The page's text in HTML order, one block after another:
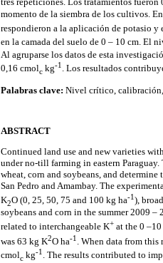
momento de la siembra de los cultivos.
respondieron a la aplicación de potasio y
en la camada del suelo de 0 – 10 cm. El
Al agruparse los datos de esta
0,16 cmolc kg-1 . Los resultados
Palabras clave: Nivel crítico, calibración,
ABSTRACT
Continued land use and new varieties
under no-till farming in eastern
wheat, corn and soybeans, and
San Pedro and Amambay. The
K2O (0, 25, 50, 75 and 100 kg ha-1),
soybeans and corn in the summer 2009
related to interchangeable K+ at the 0
was 63 kg K2O ha-1
. When data from
cmolc kg-1 . The results contributed to